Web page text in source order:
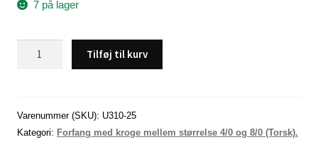
7 på lager
størrelse
6/0
Tilføj til kurv
Varenummer (SKU): U310-25
Kategori: Forfang med kroge mellem størrelse 4/0 og 8/0 (Torsk).